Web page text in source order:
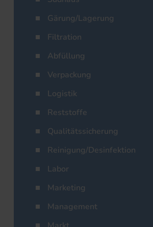
Gärung/Lagerung
Filtration
Abfüllung
Verpackung
Logistik
Reststoffe
Qualitätssicherung
Reinigung/Desinfektion
Labor
Marketing
Management